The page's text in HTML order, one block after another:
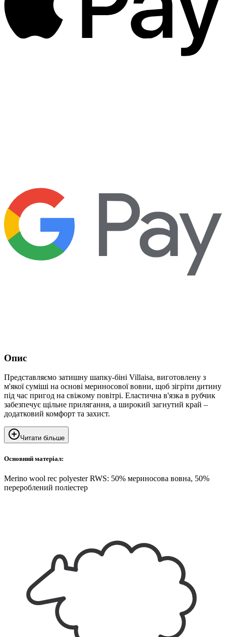
Опис
Представляємо затишну шапку-біні Villaisa, виготовлену з
м'якої суміші на основі мериносової вовни, щоб зігріти дитину
під час пригод на свіжому повітрі. Еластична в'язка в рубчик
забезпечує щільне прилягання, а широкий загнутий край –
додатковий комфорт та захист.
Читати більше
Основний матеріал:
Merino wool rec polyester RWS: 50% мериносова вовна, 50%
перероблений поліестер